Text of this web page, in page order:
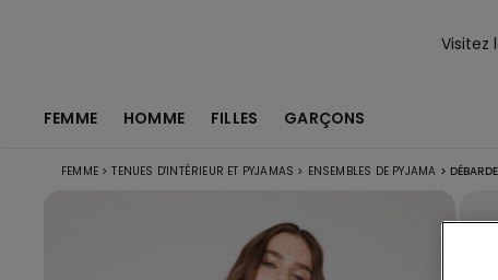
Visitez
FEMME HOMME FILLES GARÇONS
FEMME > TENUES D'INTÉRIEUR ET PYJAMAS > ENSEMBLES DE PYJAMA >